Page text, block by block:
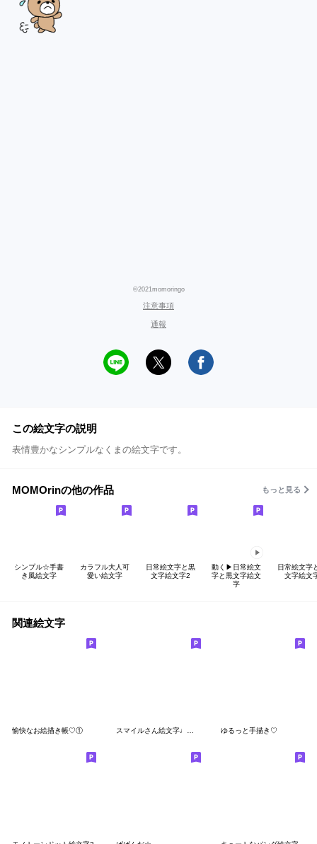
©2021momoringo
注意事項
通報
この絵文字の説明
表情豊かなシンプルなくまの絵文字です。
MOMOrinの他の作品 もっと見る
シンプル☆手書
き風絵文字
カラフル大人可
愛い絵文字
日常絵文字と黒
文字絵文字2
動く▶日常絵文
字と黒文字絵文
字
日常絵文字
文字絵文
関連絵文字
愉快なお絵描き帳♡① ゆるっと手描き♡